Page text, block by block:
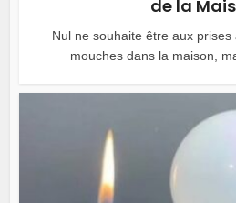
de la
Nul ne souhaite être aux
mouches dans la maison,